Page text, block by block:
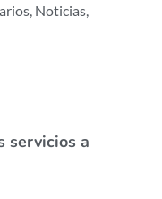
Noticias
servicios a